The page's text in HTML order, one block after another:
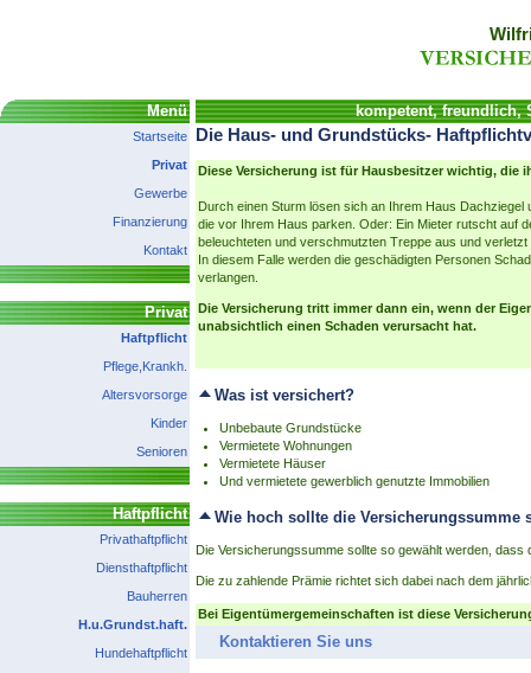
Menü
Startseite
Privat
Gewerbe
Finanzierung
Kontakt
Privat
Haftpflicht
Pflege,Krankh.
Altersvorsorge
Kinder
Senioren
Haftpflicht
Privathaftpflicht
Diensthaftpflicht
Bauherren
H.u.Grundst.haft.
Hundehaftpflicht
kompetent, freundlich,
Die Haus- und Grundstücks-
Diese Versicherung ist für Hausbesitzer wichtig, die
Durch einen Sturm lösen sich an Ihrem Haus Dachziegel
die vor Ihrem Haus parken. Oder: Ein Mieter rutscht auf
beleuchteten und verschmutzten Treppe aus und
In diesem Falle werden die geschädigten Personen
verlangen.
Die Versicherung tritt immer dann ein, wenn der
unabsichtlich einen Schaden verursacht hat.
Was ist versichert?
Unbebaute Grundstücke
Vermietete Wohnungen
Vermietete Häuser
Und vermietete gewerblich genutzte Immobilien
Wie hoch sollte die Versicherungssumme
Die Versicherungssumme sollte so gewählt werden,
Die zu zahlende Prämie richtet sich dabei nach dem
Bei Eigentümergemeinschaften ist diese
Kontaktieren Sie uns